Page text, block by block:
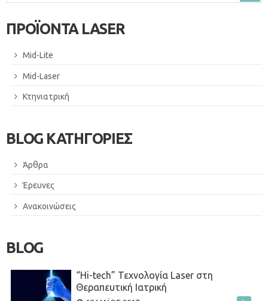
ΠΡΟΪΟΝΤΑ LASER
Mid-Lite
Mid-Laser
Κτηνιατρική
BLOG ΚΑΤΗΓΟΡΙΕΣ
Άρθρα
Έρευνες
Ανακοινώσεις
BLOG
“Hi-tech” Τεχνολογία Laser στη
Θεραπευτική Ιατρική